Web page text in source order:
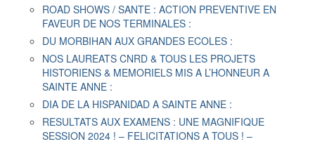
ROAD SHOWS / SANTE : ACTION PREVENTIVE EN
FAVEUR DE NOS TERMINALES :
DU MORBIHAN AUX GRANDES ECOLES :
NOS LAUREATS CNRD & TOUS LES PROJETS
HISTORIENS & MEMORIELS MIS A L’HONNEUR A
SAINTE ANNE :
DIA DE LA HISPANIDAD A SAINTE ANNE :
RESULTATS AUX EXAMENS : UNE MAGNIFIQUE
SESSION 2024 ! – FELICITATIONS A TOUS ! –